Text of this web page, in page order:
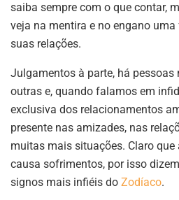
saiba sempre com o que contar,
veja na mentira e no engano
suas relações.
Julgamentos à parte, há pessoas
outras e, quando falamos em
exclusiva dos relacionamentos
presente nas amizades, nas
muitas mais situações. Claro
causa sofrimentos, por isso
signos mais infiéis do Zodíaco.